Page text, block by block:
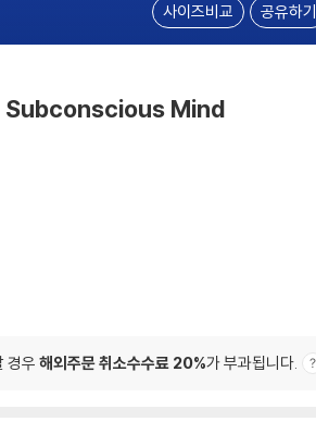
사이즈비교 공유하기
Mind
경우 해외주문 취소수수료 20%가 부과됩니다.